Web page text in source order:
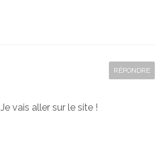
RÉPONDRE
vais aller sur le site !